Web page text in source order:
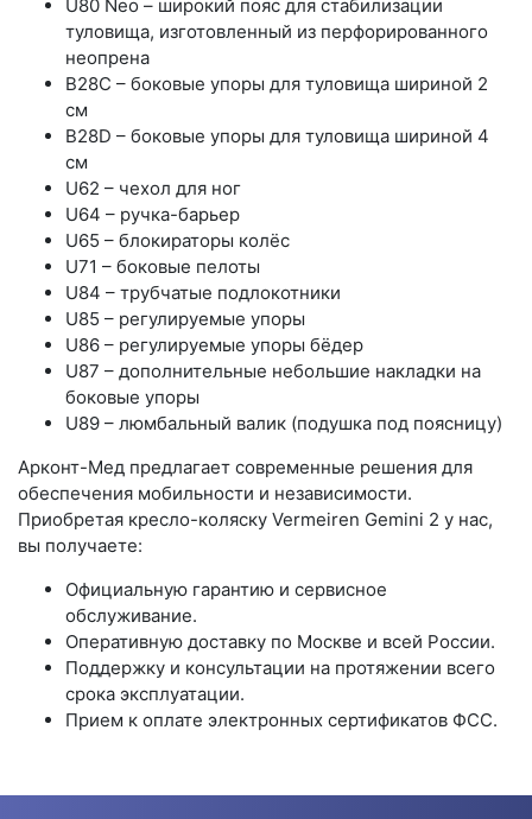
U80 Neo – широкий пояс для стабилизации
туловища, изготовленный из перфорированного
неопрена
B28C – боковые упоры для туловища шириной 2
см
B28D – боковые упоры для туловища шириной 4
см
U62 – чехол для ног
U64 – ручка-барьер
U65 – блокираторы колёс
U71 – боковые пелоты
U84 – трубчатые подлокотники
U85 – регулируемые упоры
U86 – регулируемые упоры бёдер
U87 – дополнительные небольшие накладки на
боковые упоры
U89 – люмбальный валик (подушка под поясницу)
Арконт-Мед предлагает современные решения для
обеспечения мобильности и независимости.
Приобретая кресло-коляску Vermeiren Gemini 2 у нас,
вы получаете:
Официальную гарантию и сервисное
обслуживание.
Оперативную доставку по Москве и всей России.
Поддержку и консультации на протяжении всего
срока эксплуатации.
Прием к оплате электронных сертификатов ФСС.